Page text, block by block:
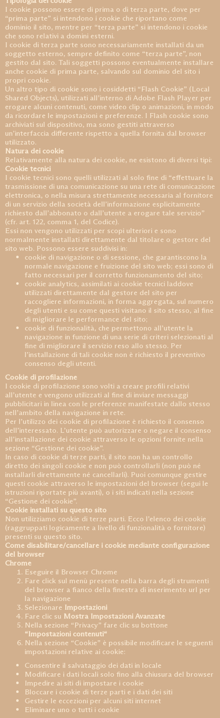
I cookie possono essere di prima o di terza parte, dove per
“prima parte” si intendono i cookie che riportano come
dominio il sito, mentre per “terza parte” si intendono i cookie
che sono relativi a domini esterni.
I cookie di terza parte sono necessariamente installati da un
soggetto esterno, sempre definito come “terza parte”, non
gestito dal sito. Tali soggetti possono eventualmente installare
anche cookie di prima parte, salvando sul dominio del sito i
propri cookie.
Un altro tipo di cookie sono i cosiddetti “Flash Cookie” (Local
Shared Objects), utilizzati all’interno di Adobe Flash Player per
erogare alcuni contenuti, come video clip o animazioni, in modo
da ricordare le impostazioni e preferenze. I Flash cookie sono
archiviati sul dispositivo, ma sono gestiti attraverso
un’interfaccia differente rispetto a quella fornita dal browser
utilizzato.
Natura dei cookie
Relativamente alla natura dei cookie, ne esistono di diversi tipi:
Cookie tecnici
I cookie tecnici sono quelli utilizzati al solo fine di “effettuare la
trasmissione di una comunicazione su una rete di comunicazione
elettronica, o nella misura strettamente necessaria al fornitore
di un servizio della società dell’informazione esplicitamente
richiesto dall’abbonato o dall’utente a erogare tale servizio”
(cfr. art. 122, comma 1, del Codice).
Essi non vengono utilizzati per scopi ulteriori e sono
normalmente installati direttamente dal titolare o gestore del
sito web. Possono essere suddivisi in:
cookie di navigazione o di sessione, che garantiscono la
normale navigazione e fruizione del sito web; essi sono di
fatto necessari per il corretto funzionamento del sito;
cookie analytics, assimilati ai cookie tecnici laddove
utilizzati direttamente dal gestore del sito per
raccogliere informazioni, in forma aggregata, sul numero
degli utenti e su come questi visitano il sito stesso, al fine
di migliorare le performance del sito;
cookie di funzionalità, che permettono all’utente la
navigazione in funzione di una serie di criteri selezionati al
fine di migliorare il servizio reso allo stesso. Per
l’installazione di tali cookie non è richiesto il preventivo
consenso degli utenti.
Cookie di profilazione
I cookie di profilazione sono volti a creare profili relativi
all’utente e vengono utilizzati al fine di inviare messaggi
pubblicitari in linea con le preferenze manifestate dallo stesso
nell’ambito della navigazione in rete.
Per l’utilizzo dei cookie di profilazione è richiesto il consenso
dell’interessato. L’utente può autorizzare o negare il consenso
all’installazione dei cookie attraverso le opzioni fornite nella
sezione “Gestione dei cookie”.
In caso di cookie di terze parti, il sito non ha un controllo
diretto dei singoli cookie e non può controllarli (non può né
installarli direttamente né cancellarli). Puoi comunque gestire
questi cookie attraverso le impostazioni del browser (segui le
istruzioni riportate più avanti), o i siti indicati nella sezione
“Gestione dei cookie”.
Cookie installati su questo sito
Non utilizziamo cookie di terze parti. Ecco l’elenco dei cookie
(raggruppati logicamente a livello di funzionalità o fornitore)
presenti su questo sito.
Come disabilitare/cancellare i cookie mediante configurazione
del browser
Chrome
Eseguire il Browser Chrome
Fare click sul menù presente nella barra degli strumenti
del browser a fianco della finestra di inserimento url per
la navigazione
Selezionare Impostazioni
Fare clic su Mostra Impostazioni Avanzate
Nella sezione “Privacy” fare clic su bottone
“Impostazioni contenuti“
Nella sezione “Cookie” è possibile modificare le seguenti
impostazioni relative ai cookie:
Consentire il salvataggio dei dati in locale
Modificare i dati locali solo fino alla chiusura del browser
Impedire ai siti di impostare i cookie
Bloccare i cookie di terze parti e i dati dei siti
Gestire le eccezioni per alcuni siti internet
Eliminare uno o tutti i cookie